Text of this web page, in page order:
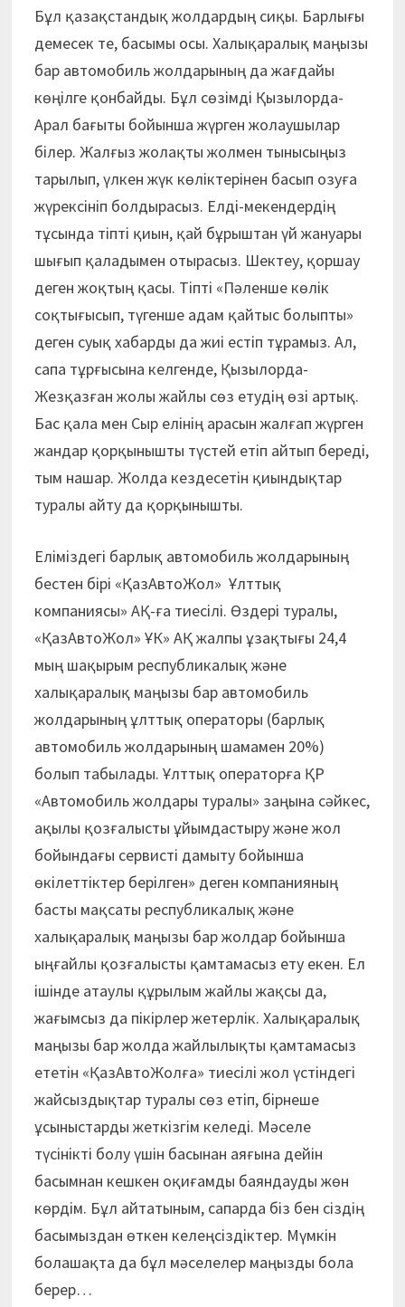
Бұл қазақстандық жолдардың сиқы. Барлығы
демесек те, басымы осы. Халықаралық маңызы
бар автомобиль жолдарының да жағдайы
көңілге қонбайды. Бұл сөзімді Қызылорда-
Арал бағыты бойынша жүрген жолаушылар
білер. Жалғыз жолақты жолмен тынысыңыз
тарылып, үлкен жүк көліктерінен басып озуға
жүрексініп болдырасыз. Елді-мекендердің
тұсында тіпті қиын, қай бұрыштан үй жануары
шығып қаладымен отырасыз. Шектеу, қоршау
деген жоқтың қасы. Тіпті «Пәленше көлік
соқтығысып, түгенше адам қайтыс болыпты»
деген суық хабарды да жиі естіп тұрамыз. Ал,
сапа тұрғысына келгенде, Қызылорда-
Жезқазған жолы жайлы сөз етудің өзі артық.
Бас қала мен Сыр елінің арасын жалғап жүрген
жандар қорқынышты түстей етіп айтып береді,
тым нашар. Жолда кездесетін қиындықтар
туралы айту да қорқынышты.
Еліміздегі барлық автомобиль жолдарының
бестен бірі «ҚазАвтоЖол» Ұлттық
компаниясы» АҚ-ға тиесілі. Өздері туралы,
«ҚазАвтоЖол» ҰК» АҚ жалпы ұзақтығы 24,4
мың шақырым республикалық және
халықаралық маңызы бар автомобиль
жолдарының ұлттық операторы (барлық
автомобиль жолдарының шамамен 20%)
болып табылады. Ұлттық операторға ҚР
«Автомобиль жолдары туралы» заңына сәйкес,
ақылы қозғалысты ұйымдастыру және жол
бойындағы сервисті дамыту бойынша
өкілеттіктер берілген» деген компанияның
басты мақсаты республикалық және
халықаралық маңызы бар жолдар бойынша
ыңғайлы қозғалысты қамтамасыз ету екен. Ел
ішінде атаулы құрылым жайлы жақсы да,
жағымсыз да пікірлер жетерлік. Халықаралық
маңызы бар жолда жайлылықты қамтамасыз
ететін «ҚазАвтоЖолға» тиесілі жол үстіндегі
жайсыздықтар туралы сөз етіп, бірнеше
ұсыныстарды жеткізгім келеді. Мәселе
түсінікті болу үшін басынан аяғына дейін
басымнан кешкен оқиғамды баяндауды жөн
көрдім. Бұл айтатыным, сапарда біз бен сіздің
басымыздан өткен келеңсіздіктер. Мүмкін
болашақта да бұл мәселелер маңызды бола
берер…